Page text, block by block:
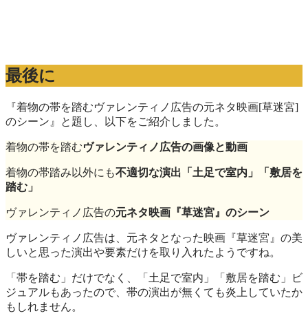
最後に
『着物の帯を踏むヴァレンティノ広告の元ネタ映画[草迷宮]
のシーン』と題し、以下をご紹介しました。
着物の帯を踏むヴァレンティノ広告の画像と動画
着物の帯踏み以外にも不適切な演出「土足で室内」「敷居を
踏む」
ヴァレンティノ広告の元ネタ映画『草迷宮』のシーン
ヴァレンティノ広告は、元ネタとなった映画『草迷宮』の美
しいと思った演出や要素だけを取り入れたようですね。
「帯を踏む」だけでなく、「土足で室内」「敷居を踏む」ビ
ジュアルもあったので、帯の演出が無くても炎上していたか
もしれません。